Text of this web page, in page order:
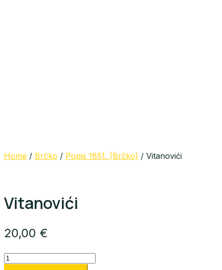
Home / Brčko / Popis 1851. (Brčko) / Vitanovići
Vitanovići
20,00 €
Vitanovići